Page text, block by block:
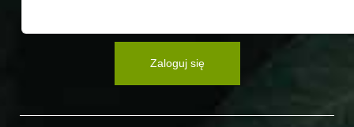
Zaloguj się